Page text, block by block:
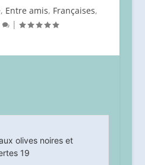
, Entre amis, Françaises,
|